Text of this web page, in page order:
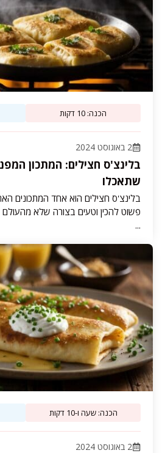
הכנה: 10 דקות
2 באוגוסט 2024
בלינצ'ס חצילים: המתכון
שתאכלו
בלינצ'ס חצילים הוא אחד המתכונים
פשוט להכין וטעים בצורה שלא
...
הכנה: שעה ו-10 דקות
2 באוגוסט 2024